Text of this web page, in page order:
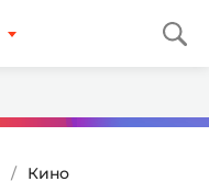
Кино